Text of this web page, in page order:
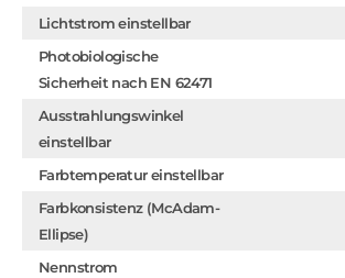
Lichtstrom einstellbar
Photobiologische
Sicherheit nach EN 62471
Ausstrahlungswinkel
einstellbar
Farbtemperatur einstellbar
Farbkonsistenz (McAdam-
Ellipse)
Nennstrom